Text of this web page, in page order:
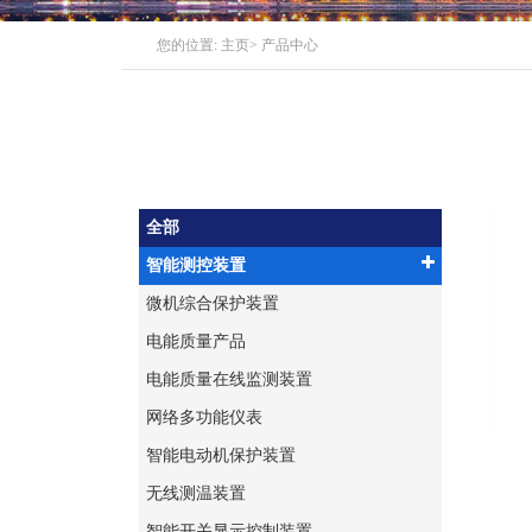
您的位置: 主页> 产品中心
全部
智能测控装置
微机综合保护装置
电能质量产品
电能质量在线监测装置
网络多功能仪表
智能电动机保护装置
无线测温装置